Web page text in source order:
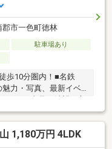
郡市一色町徳林
駐車場あり
歩10分圏内！■名鉄
魅力・写真、最新イベ
は「0120-07-1645」／
1,180万円 4LDK